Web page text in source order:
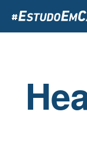
para
o